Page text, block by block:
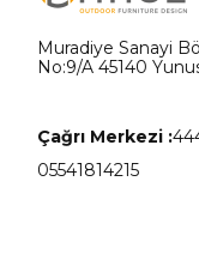
Muradiye Sanayi
No:9/A 45140
Çağrı Merkezi :
05541814215